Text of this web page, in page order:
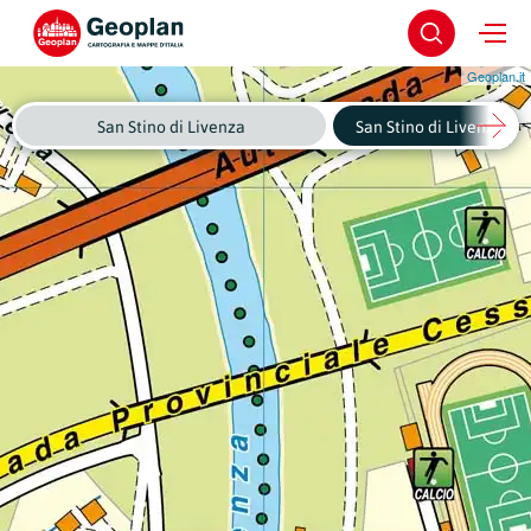
Geoplan.it
San Stino di Livenza San Stino di Livenza -